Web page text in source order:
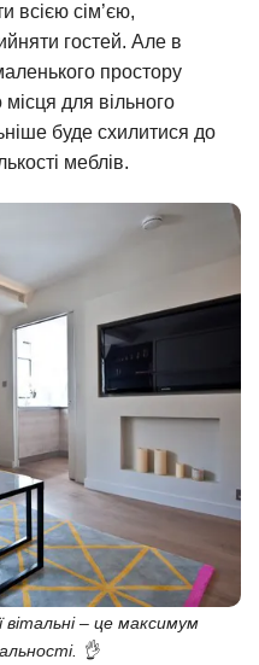
всією сім’єю,
гостей. Але в
простору
для вільного
буде схилитися до
меблів.
вітальні – це максимум
👌